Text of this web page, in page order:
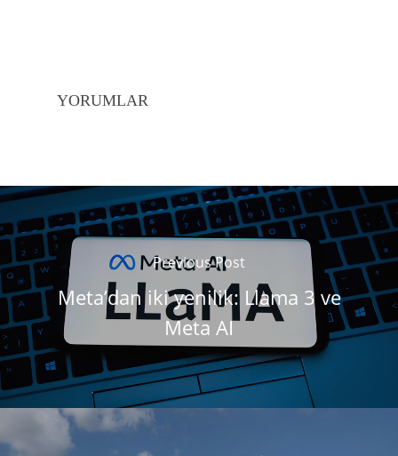
YORUMLAR
Previous Post
Meta’dan iki yenilik: Llama 3 ve
Meta AI